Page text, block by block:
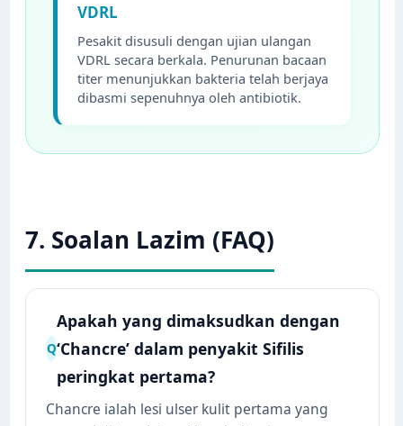
VDRL
Pesakit disusuli dengan ujian ulangan
VDRL secara berkala. Penurunan bacaan
titer menunjukkan bakteria telah berjaya
dibasmi sepenuhnya oleh antibiotik.
7. Soalan Lazim (FAQ)
Q
Apakah yang dimaksudkan dengan
‘Chancre’ dalam penyakit Sifilis
peringkat pertama?
Chancre ialah lesi ulser kulit pertama yang